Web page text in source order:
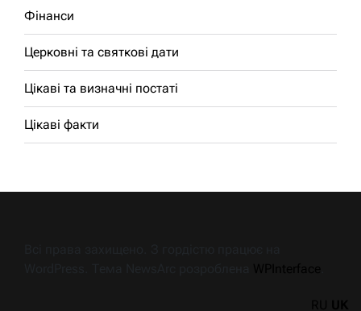
Фінанси
Церковні та святкові дати
Цікаві та визначні постаті
Цікаві факти